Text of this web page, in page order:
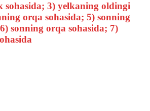
sohasida; 3) yelkaning oldingi
orqa sohasida; 5) sonning
sonning orqa sohasida; 7)